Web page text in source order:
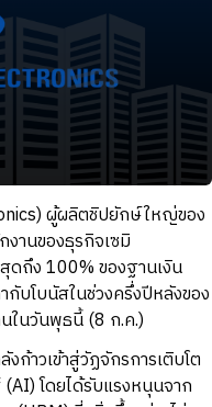
ผู้ผลิตชิปยักษ์ใหญ่ของ
งานของธุรกิจเซมิ
ดถึง 100% ของฐานเงิน
กับโบนัสในช่วงครึ่งปีหลังของ
ในวันพุธนี้ (8 ก.ค.)
ก้าวเข้าสู่วัฏจักรการเติบโต
โดยได้รับแรงหนุนจาก